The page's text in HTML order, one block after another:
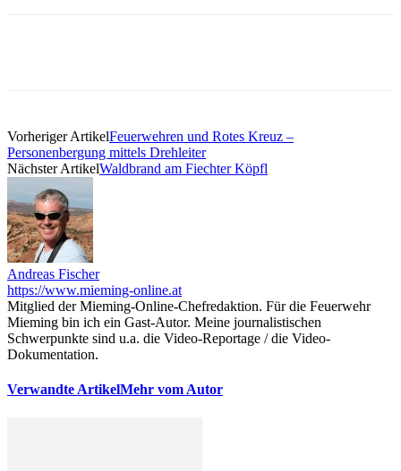
Vorheriger ArtikelFeuerwehren und Rotes Kreuz –
Personenbergung mittels Drehleiter
Nächster ArtikelWaldbrand am Fiechter Köpfl
Andreas Fischer
https://www.mieming-online.at
Mitglied der Mieming-Online-Chefredaktion. Für die Feuerwehr
Mieming bin ich ein Gast-Autor. Meine journalistischen
Schwerpunkte sind u.a. die Video-Reportage / die Video-
Dokumentation.
Verwandte ArtikelMehr vom Autor